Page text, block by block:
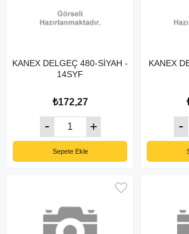
KANEX DELGEÇ 480-SİYAH -
14SYF
₺172,27
Sepete Ekle
KANEX